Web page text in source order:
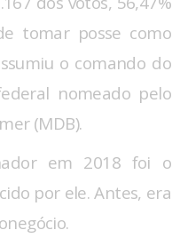
tomar posse como
o comando do
nomeado pelo
(MDB).
em 2018 foi o
por ele. Antes, era